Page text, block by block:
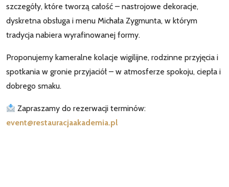
szczegóły, które tworzą całość – nastrojowe dekoracje,
dyskretna obsługa i menu Michała Zygmunta, w którym
tradycja nabiera wyrafinowanej formy.
Proponujemy kameralne kolacje wigilijne, rodzinne przyjęcia i
spotkania w gronie przyjaciół – w atmosferze spokoju, ciepła i
dobrego smaku.
Zapraszamy do rezerwacji terminów:
event@restauracjaakademia.pl